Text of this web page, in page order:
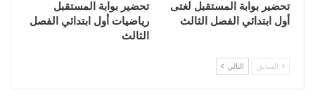
تحضير بوابة المستقبل لغتى
أول ابتدائي الفصل الثالث
تحضير بوابة المستقبل
رياضيات أول ابتدائي الفصل
الثالث
السابق التالي